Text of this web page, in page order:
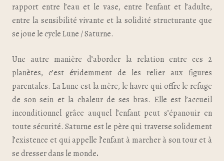
rapport entre l’eau et le vase, entre l’enfant et l’adulte,
entre la sensibilité vivante et la solidité structurante que
se joue le cycle Lune / Saturne.
Une autre manière d’aborder la relation entre ces 2
planètes, c’est évidemment de les relier aux figures
parentales. La Lune est la mère, le havre qui offre le refuge
de son sein et la chaleur de ses bras. Elle est l’accueil
inconditionnel grâce auquel l’enfant peut s’épanouir en
toute sécurité. Saturne est le père qui traverse solidement
l’existence et qui appelle l’enfant à marcher à son tour et à
se dresser dans le monde.